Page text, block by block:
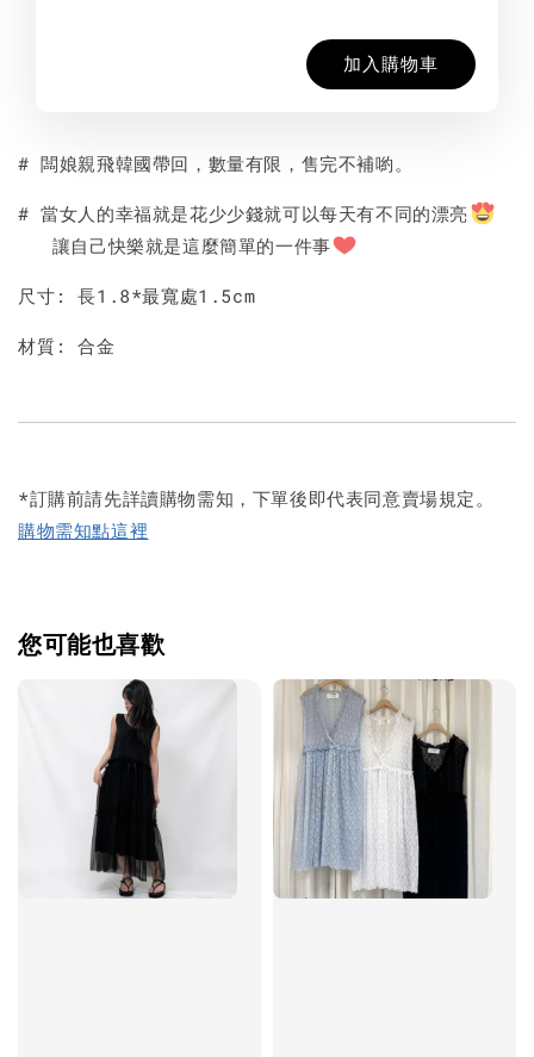
加入購物車
# 闆娘親飛韓國帶回，數量有限，售完不補喲。
# 當女人的幸福就是花少少錢就可以每天有不同的漂亮
讓自己快樂就是這麼簡單的一件事
尺寸: 長1.8*最寬處1.5cm
材質: 合金
*訂購前請先詳讀購物需知，下單後即代表同意賣場規定。
購物需知點這裡
您可能也喜歡